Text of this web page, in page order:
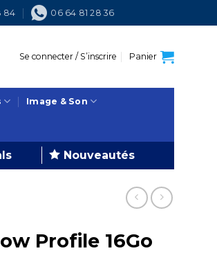
84 06 64 81 28 36
Se connecter / S’inscrire Panier
Image & Son
Nouveautés
Profile 16Go